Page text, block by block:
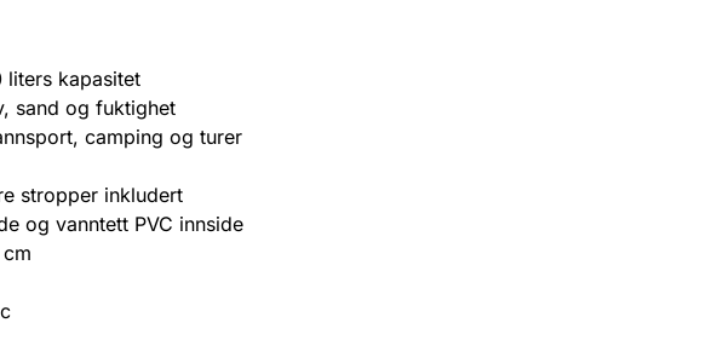
liters kapasitet
sand og fuktighet
camping og turer
stropper inkludert
og vanntett PVC innside